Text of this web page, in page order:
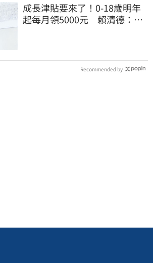
成長津貼要來了！0-18歲明年
起每月領5000元 賴清德：此
Recommended by